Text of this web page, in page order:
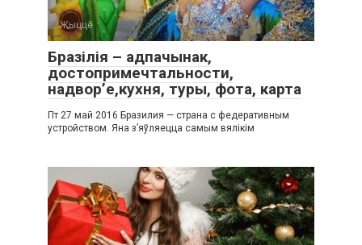
Жыццё 0
Бразілія – ​​адпачынак,
достопримечтальности,
надвор’е,кухня, туры, фота, карта
Пт 27 май 2016 Бразилия — страна с федеративным
устройством. Яна з’яўляецца самым вялікім